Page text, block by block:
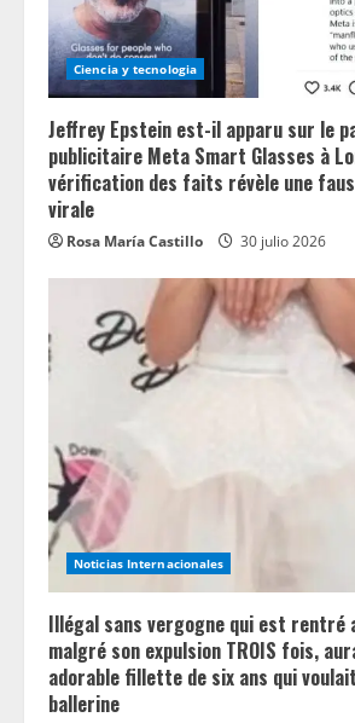
Ciencia y tecnologia
Jeffrey Epstein est-il apparu sur le
publicitaire Meta Smart Glasses à
vérification des faits révèle une
virale
Rosa María Castillo 30 julio 2026
Noticias Internacionales
Illégal sans vergogne qui est rentré
malgré son expulsion TROIS fois,
adorable fillette de six ans qui
ballerine